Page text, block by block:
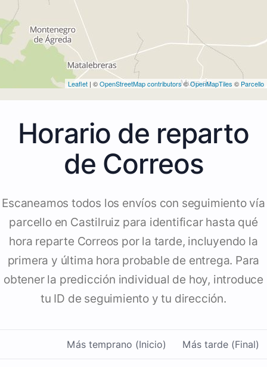
Leaflet | ©OpenStreetMap contributors©OpenMapTiles © Parcello
Horario de reparto
de Correos
Escaneamos todos los envíos con seguimiento vía
parcello en Castilruiz para identificar hasta qué
hora reparte Correos por la tarde, incluyendo la
primera y última hora probable de entrega. Para
obtener la predicción individual de hoy, introduce
tu ID de seguimiento y tu dirección.
Más temprano (Inicio) Más tarde (Final)